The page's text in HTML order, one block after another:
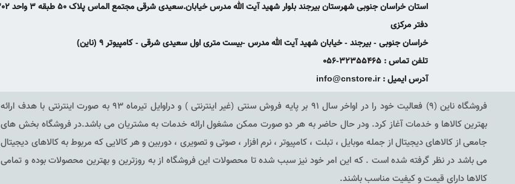
استان خراسان جنوبی شهرستان بیرجند بلوار شهید آیت الله مدرس خیابان.سعیدی شرقی مجتمع الماس پلاک 50 طبقه 3 واحد 302
دفتر مرکزی
خراسان جنوبی - بیرجند - خیابان شهید آیت الله مدرس -بیست متری اول سعیدی شرقی - کامپیوتر 9 (ناین)
تلفن تماس : 32355465-056
آدرس ایمیل : info@cnstore.ir
فروشگاه ناین (9) فعالیت خود را در اواخر سال 91 بر پایه فروش سنتی (غیر اینترنتی ) و دراوایل تیرماه 93 به صورت اینترنتی با هدف ارائه
بهترین کالاها و خدمات آغاز کرد. ودر حال حاضر به هر دو صورت ممکن مشغول ارائه خدمات به مشتریان می باشد.در فروشگاه بخش های
جامعی از کالاهای دیجیتال از جمله موبایل ، تبلت ، کامپیوتر ، نرم افزار ، صوتی و تصویری ، دوربین و هر کالایی که مربوط به کالاهای دیجیتال
می باشد در نظر گرفته شده است . که این امر خود نیز سبب شده تا محصولات این فروشگاه از به روزترین و بهترین محصولات بوده و تمامی
کالاها دارای قیمت و کیفیت مناسب باشند.